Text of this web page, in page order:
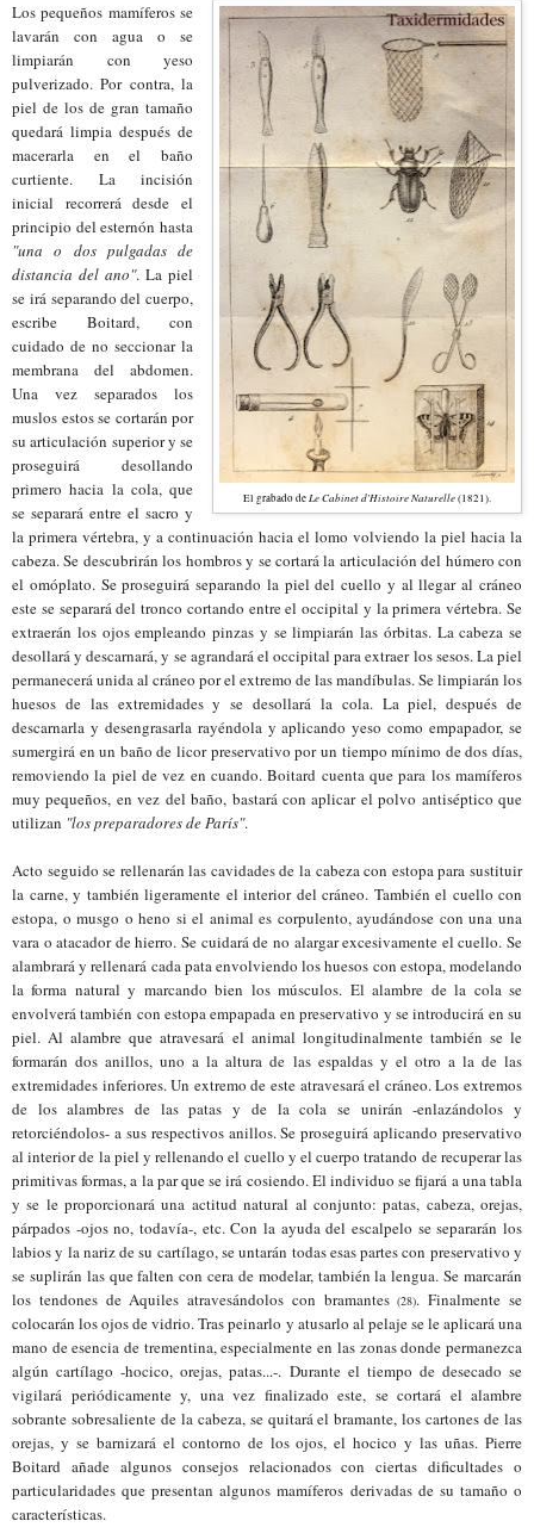
El grabado deLe Cabinet d'Histoire Naturelle(1821).
Los pequeños mamíferos se
lavarán con agua o se
limpiarán con yeso
pulverizado. Por contra, la
piel de los de gran tamaño
quedará limpia después de
macerarla en el baño
curtiente. La incisión
inicial recorrerá desde el
principio del esternón hasta
"una o dos pulgadas de
distancia del ano". La piel
se irá separando del cuerpo,
escribe Boitard, con
cuidado de no seccionarla
membrana del abdomen.
Una vez separados los
muslos estos se cortarán por
su articulación superior y se
proseguirá desollando
primero hacia la cola, que
se separará entre el sacro y
la primera vértebra, y a continuación hacia el lomo volviendo la piel hacia la
cabeza. Se descubrirán los hombros y se cortará la articulación del húmero con
el omóplato. Se proseguirá separando la piel del cuello y al llegar al cráneo
este se separará del tronco cortando entre el occipital y la primera vértebra. Se
extraerán los ojos empleando pinzas y se limpiarán las órbitas. La cabeza se
desollará y descarnará, y se agrandará el occipital para extraer los sesos. La piel
permanecerá unida al cráneo por el extremo de las mandíbulas. Se limpiarán los
huesos de las extremidades y se desollará la cola. La piel, después de
descarnarla y desengrasarla rayéndola y aplicando yeso como empapador, se
sumergirá en un baño de licor preservativo por un tiempo mínimo de dos días,
removiendo la piel de vez en cuando. Boitard cuenta que para los mamíferos
muy pequeños, en vez del baño, bastará con aplicar el polvo antiséptico que
utilizan "los preparadores de París".
Acto seguido se rellenarán las cavidades de la cabeza con estopa para sustituir
la carne, y también ligeramente el interior del cráneo. También el cuello con
estopa, o musgo o heno si el animal es corpulento, ayudándose con una una
vara o atacador de hierro. Se cuidará de no alargar excesivamente el cuello. Se
alambrará y rellenará cada pata envolviendo los huesos con estopa, modelando
la forma natural y marcando bien los músculos. El alambre de la cola se
envolverá también con estopa empapada en preservativo y se introducirá en su
piel. Al alambre que atravesará el animal longitudinalmente también se le
formarán dos anillos, uno a la altura de las espaldas y el otro a la de las
extremidades inferiores. Un extremo de este atravesará el cráneo. Los extremos
de los alambres de las patas y de la cola se unirán -enlazándolos y
retorciéndolos- a sus respectivos anillos. Se proseguirá aplicando preservativo
al interior de la piel y rellenando el cuello y el cuerpo tratando de recuperar las
primitivas formas, a la par que se irá cosiendo. El individuo se fijará a una tabla
y se le proporcionará una actitud natural al conjunto: patas, cabeza, orejas,
párpados -ojos no, todavía-, etc. Con la ayuda del escalpelo se separarán los
labios y la nariz de su cartílago, se untarán todasesas partes con preservativo y
se suplirán las que falten con cera de modelar, también la lengua. Se marcarán
los tendones de Aquiles atravesándolos con bramantes(28). Finalmente se
colocarán los ojos devidrio. Tras peinarlo y atusarlo al pelaje se le aplicará una
mano de esencia de trementina, especialmenteen las zonas donde permanezca
algún cartílago -hocico, orejas, patas...-. Durante el tiempo de desecado se
vigilará periódicamente y, una vez finalizado este, se cortará el alambre
sobrante sobresaliente de la cabeza, se quitará el bramante, los cartones de las
orejas, y se barnizará el contorno de los ojos, el hocico y las uñas. Pierre
Boitard añade algunos consejos relacionados con ciertas dificultades o
particularidades que presentan algunos mamíferos derivadas desu tamaño o
características.